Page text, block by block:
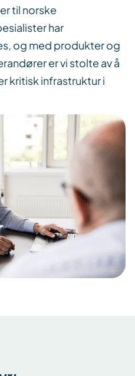
til norske
har
og med produkter og
er vi stolte av å
kritisk infrastruktur i